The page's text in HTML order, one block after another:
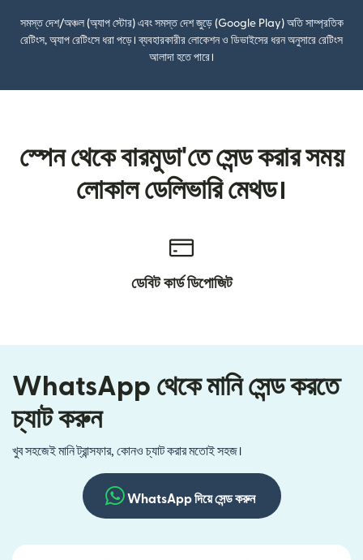
সমস্ত দেশ/অঞ্চল (অ্যাপ স্টোর) এবং সমস্ত দেশ জুড়ে (Google Play) অতি সাম্প্রতিক
রেটিংস, অ্যাপ রেটিংসে ধরা পড়ে। ব্যবহারকারীর লোকেশন ও ডিভাইসের ধরন অনুসারে রেটিংস
আলাদা হতে পারে।
স্পেন থেকে বারমুডা'তে সেন্ড করার সময়
লোকাল ডেলিভারি মেথড।
ডেবিট কার্ড ডিপোজিট
WhatsApp থেকে মানি সেন্ড করতে
চ্যাট করুন
খুব সহজেই মানি ট্রান্সফার, কোনও চ্যাট করার মতোই সহজ।
WhatsApp দিয়ে সেন্ড করুন